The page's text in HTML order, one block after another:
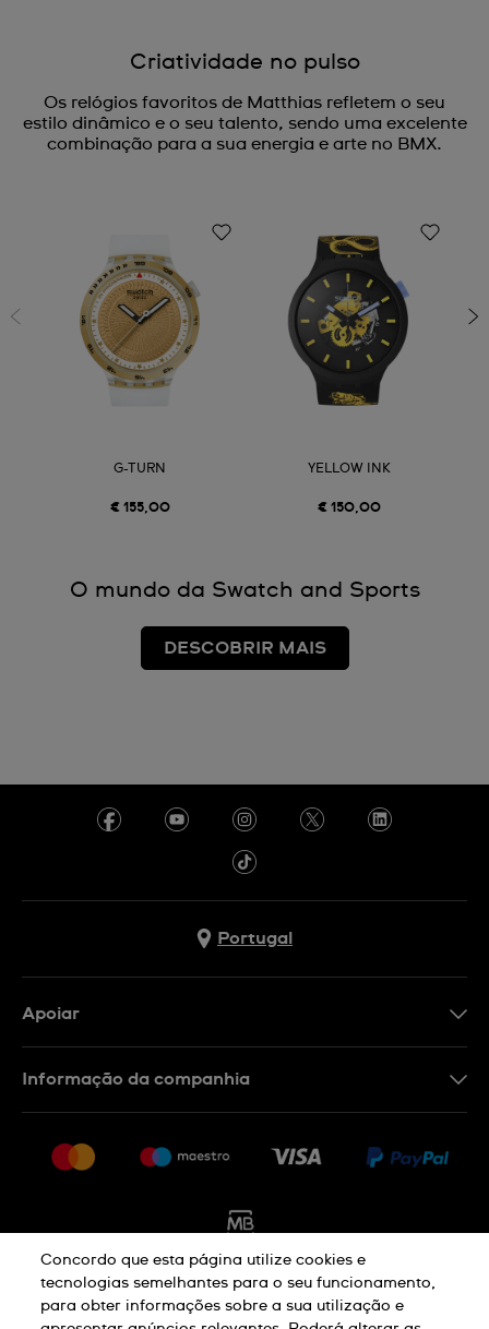
Criatividade no pulso
Os relógios favoritos de Matthias refletem o seu
estilo dinâmico e o seu talento, sendo uma excelente
combinação para a sua energia e arte no BMX.
G-TURN
€ 155,00
YELLOW INK
€ 150,00
O mundo da Swatch and Sports
DESCOBRIR MAIS
Portugal
Apoiar
Rescindir o contrato
Informação da companhia
Carreiras
Aviso De Privacidade Aviso De Cookies
Concordo que esta página utilize cookies e
tecnologias semelhantes para o seu funcionamento,
para obter informações sobre a sua utilização e